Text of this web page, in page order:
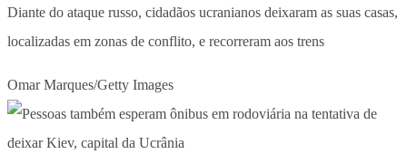
Diante do ataque russo, cidadãos ucranianos deixaram as suas casas,
localizadas em zonas de conflito, e recorreram aos trens
Omar Marques/Getty Images